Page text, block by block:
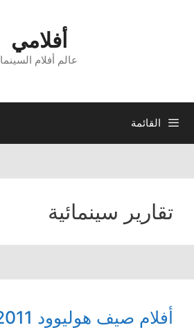
أفلامي
عالم أفلام السينما
القائمة
تقارير سينمائية
أفلام صيف هوليوود 2011